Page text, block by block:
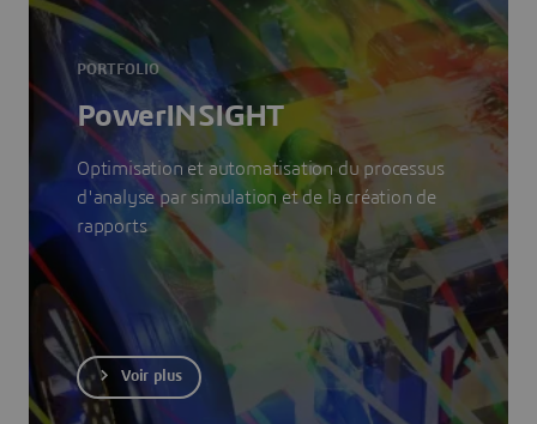
PORTFOLIO
PowerINSIGHT
Optimisation et automatisation du processus
d'analyse par simulation et de la création de
rapports
Voir plus